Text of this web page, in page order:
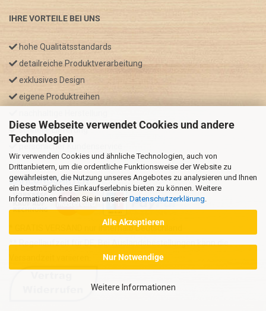
Diese Webseite verwendet Cookies und andere
Technologien
Wir verwenden Cookies und ähnliche Technologien, auch von
Drittanbietern, um die ordentliche Funktionsweise der Website zu
gewährleisten, die Nutzung unseres Angebotes zu analysieren und Ihnen
ein bestmögliches Einkaufserlebnis bieten zu können. Weitere
Informationen finden Sie in unsererDatenschutzerklärung
Alle Akzeptieren
Nur Notwendige
Weitere Informationen
IHRE VORTEILE BEI UNS
hohe Qualitätsstandards
detailreiche Produktverarbeitung
exklusives Design
eigene Produktreihen
schnelle Lieferung
persönlicher Kundenservice
ZAHLUNGSARTEN
* GRATIS VERSAND nur innerhalb Deutschland
** Regellaufzeit für DE, Bei Auslandsbestellungen kann die